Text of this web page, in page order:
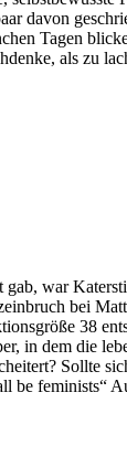
davon
Tagen
als zu
war
bei
38
in dem die
Sollte
be feminists“